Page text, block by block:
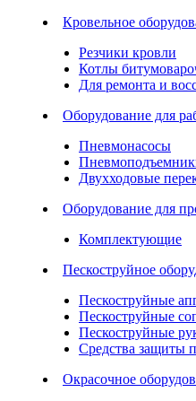
Кровельное
Резчики кровли
Котлы
Для ремонта и
Оборудование для
Пневмонасосы
Двухходовые
Оборудование для
Комплектующие
Пескоструйное
Пескоструйные
Пескоструйные
Пескоструйные
Средства защиты
Окрасочное